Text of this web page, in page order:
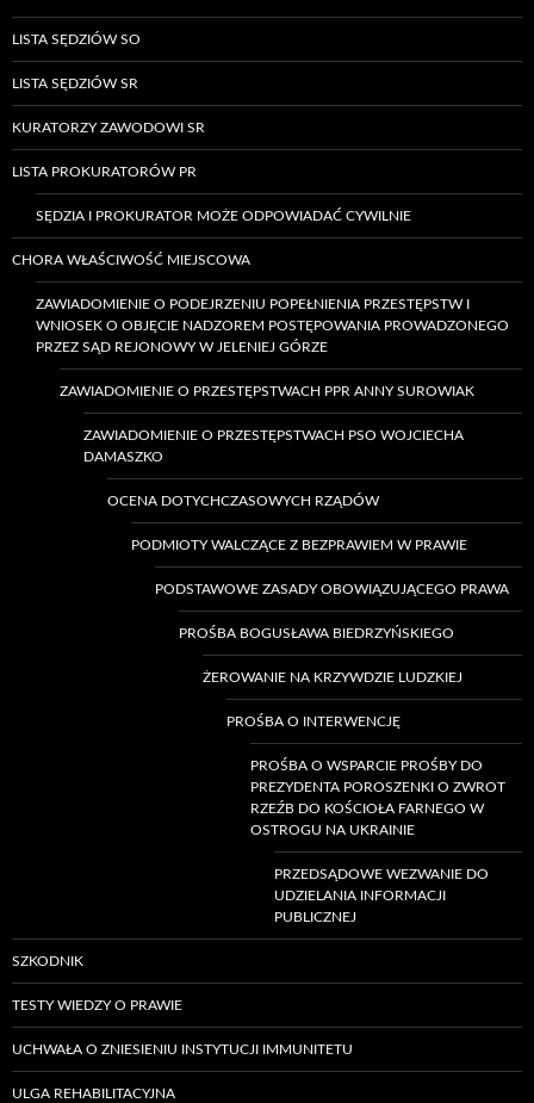
LISTA SĘDZIÓW SO
LISTA SĘDZIÓW SR
KURATORZY ZAWODOWI SR
LISTA PROKURATORÓW PR
SĘDZIA I PROKURATOR MOŻE ODPOWIADAĆ CYWILNIE
CHORA WŁAŚCIWOŚĆ MIEJSCOWA
ZAWIADOMIENIE O PODEJRZENIU POPEŁNIENIA PRZESTĘPSTW I
WNIOSEK O OBJĘCIE NADZOREM POSTĘPOWANIA PROWADZONEGO
PRZEZ SĄD REJONOWY W JELENIEJ GÓRZE
ZAWIADOMIENIE O PRZESTĘPSTWACH PPR ANNY SUROWIAK
ZAWIADOMIENIE O PRZESTĘPSTWACH PSO WOJCIECHA
DAMASZKO
OCENA DOTYCHCZASOWYCH RZĄDÓW
PODMIOTY WALCZĄCE Z BEZPRAWIEM W PRAWIE
PODSTAWOWE ZASADY OBOWIĄZUJĄCEGO PRAWA
PROŚBA BOGUSŁAWA BIEDRZYŃSKIEGO
ŻEROWANIE NA KRZYWDZIE LUDZKIEJ
PROŚBA O INTERWENCJĘ
PROŚBA O WSPARCIE PROŚBY DO
PREZYDENTA POROSZENKI O ZWROT
RZEŹB DO KOŚCIOŁA FARNEGO W
OSTROGU NA UKRAINIE
PRZEDSĄDOWE WEZWANIE DO
UDZIELANIA INFORMACJI
PUBLICZNEJ
SZKODNIK
TESTY WIEDZY O PRAWIE
UCHWAŁA O ZNIESIENIU INSTYTUCJI IMMUNITETU
ULGA REHABILITACYJNA